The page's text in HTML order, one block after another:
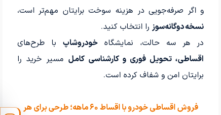
و اگر صرفه‌جویی در هزینه سوخت برایتان مهم‌تر است،
نسخه دوگانه‌سوزرا انتخاب کنید.
در هر سه حالت، نمایشگاه خودروشاپ با طرح‌های
اقساطی، تحویل فوری و کارشناسی کامل مسیر خرید را
برایتان امن و شفاف کرده است.
فروش اقساطی خودرو با اقساط ۶۰ ماهه؛ طرحی برای هر